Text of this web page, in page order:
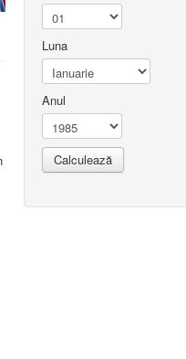
Luna
Anul
Calculează